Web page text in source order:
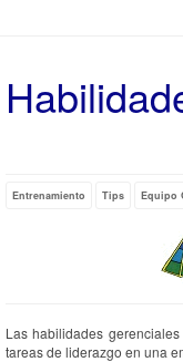
Entrenamiento Tips Equipo
Las habilidades
tareas de liderazgo en una